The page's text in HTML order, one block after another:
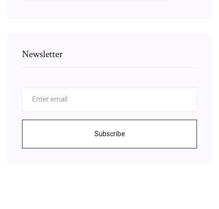
Newsletter
Subscribe